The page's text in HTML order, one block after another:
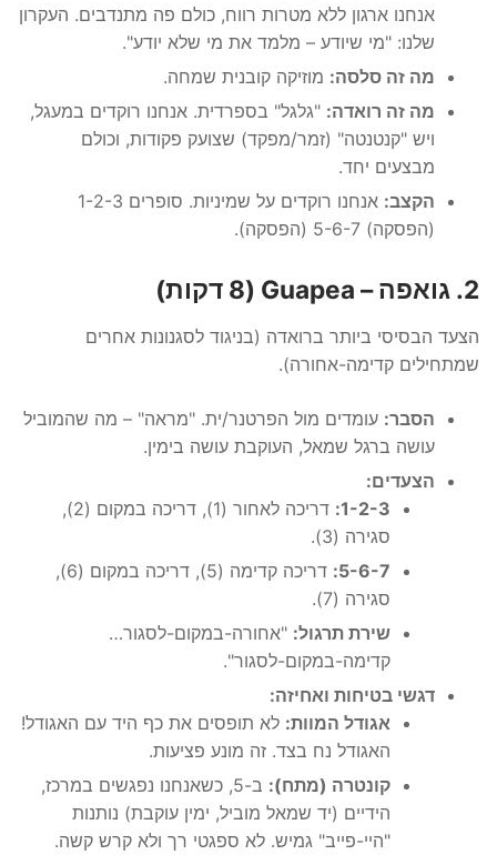
אנחנו ארגון ללא מטרות רווח, כולם פה מתנדבים. העקרון
שלנו: "מי שיודע – מלמד את מי שלא יודע".
מה זה סלסה: מוזיקה קובנית שמחה.
מה זה רואדה: "גלגל" בספרדית. אנחנו רוקדים במעגל,
ויש "קנטנטה" (זמר/מפקד) שצועק פקודות, וכולם
מבצעים יחד.
הקצב:
אנחנו רוקדים על שמיניות. סופרים 1-2-3
(הפסקה) 5-6-7 (הפסקה).
2. גואפה – Guapea (8 דקות)
הצעד הבסיסי ביותר ברואדה (בניגוד לסגנונות אחרים
שמתחילים קדימה-אחורה).
הסבר: עומדים מול הפרטנר/ית. "מראה" – מה שהמוביל
עושה ברגל שמאל, העוקבת עושה בימין.
הצעדים:
1-2-3:
דריכה לאחור (1), דריכה במקום (2),
סגירה (3).
5-6-7:
דריכה קדימה (5), דריכה במקום (6),
סגירה (7).
שירת תרגול: "אחורה-במקום-לסגור…
קדימה-במקום-לסגור".
דגשי בטיחות ואחיזה:
אגודל המוות: לא תופסים את כף היד עם האגודל!
האגודל נח בצד. זה מונע פציעות.
קונטרה (מתח):
ב-5, כשאנחנו נפגשים במרכז,
הידיים (יד שמאל מוביל, ימין עוקבת) נותנות
"היי-פייב" גמיש. לא ספגטי רך ולא קרש קשה.